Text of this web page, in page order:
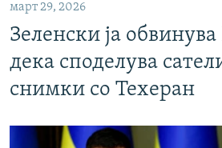
март 29, 2026
Зеленски ја обвинува
дека споделува
снимки со Техеран